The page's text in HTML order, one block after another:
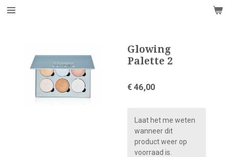
Ga
Glowing
Palette 2
€ 46,00
Laat het me weten
wanneer dit
product weer op
voorraad is.